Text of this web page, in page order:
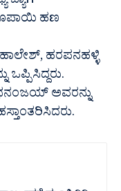
ಹಣ
ಹಾಲೇಶ್, ಹರಪನಹಳ್ಳಿ
ಒಪ್ಪಿಸಿದ್ದರು.
ಅವರನ್ನು